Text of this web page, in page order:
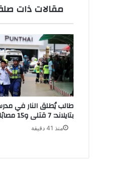
مقالات ذات
طالب يُطلق النار في
بتايلاند: 7 قتلى و15 مصابًا
منذ 41 دقيقة